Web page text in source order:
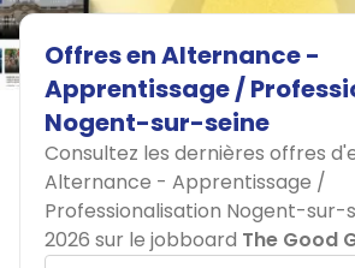
OffresenAlternance-
Apprentissage/
Nogent-sur-seine
Consultez les dernières offres
Alternance - Apprentissage /
Professionalisation Nogent-sur-
2026 sur le jobboard The Good
Rechercher par job, mot-clé ou